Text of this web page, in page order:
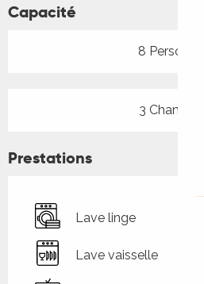
Capacité
8
3
Prestations
Lave linge
Lave vaisselle